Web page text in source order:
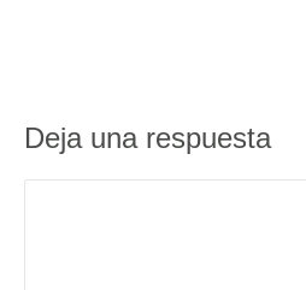
Deja una respuesta